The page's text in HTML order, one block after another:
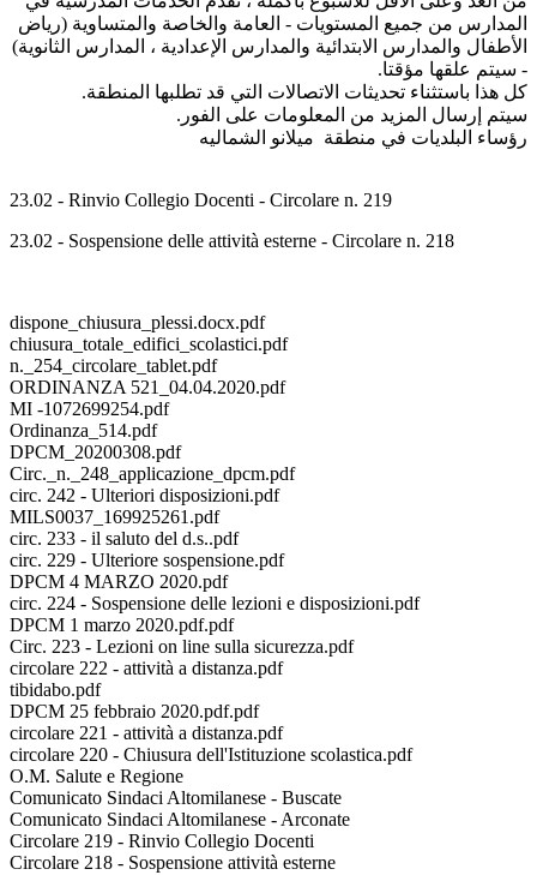
المدارس من جميع المستويات - العامة والخاصة والمتساوية (رياض
الأطفال والمدارس الابتدائية والمدارس الإعدادية ، المدارس الثانوية)
- سيتم علقها مؤقتا.
كل هذا باستثناء تحديثات الاتصالات التي قد تطلبها المنطقة.
سيتم إرسال المزيد من المعلومات على الفور.
رؤساء البلديات في منطقة ميلانو الشماليه
23.02 - Rinvio Collegio Docenti - Circolare n. 219
23.02 - Sospensione delle attività esterne - Circolare n. 218
dispone_chiusura_plessi.docx.pdf
chiusura_totale_edifici_scolastici.pdf
n._254_circolare_tablet.pdf
ORDINANZA 521_04.04.2020.pdf
MI -1072699254.pdf
Ordinanza_514.pdf
DPCM_20200308.pdf
Circ._n._248_applicazione_dpcm.pdf
circ. 242 - Ulteriori disposizioni.pdf
MILS0037_169925261.pdf
circ. 233 - il saluto del d.s..pdf
circ. 229 - Ulteriore sospensione.pdf
DPCM 4 MARZO 2020.pdf
circ. 224 - Sospensione delle lezioni e disposizioni.pdf
DPCM 1 marzo 2020.pdf.pdf
Circ. 223 - Lezioni on line sulla sicurezza.pdf
circolare 222 - attività a distanza.pdf
tibidabo.pdf
DPCM 25 febbraio 2020.pdf.pdf
circolare 221 - attività a distanza.pdf
circolare 220 - Chiusura dell'Istituzione scolastica.pdf
O.M. Salute e Regione
Comunicato Sindaci Altomilanese - Buscate
Comunicato Sindaci Altomilanese - Arconate
Circolare 219 - Rinvio Collegio Docenti
Circolare 218 - Sospensione attività esterne